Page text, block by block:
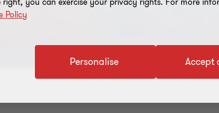
Policy
Accept
Personalise